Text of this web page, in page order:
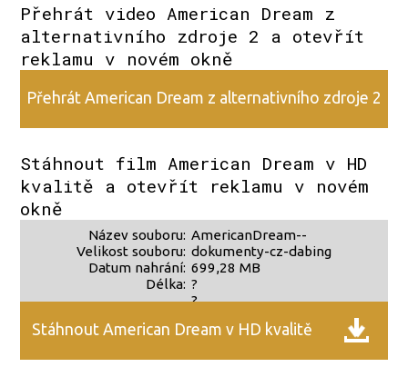
Přehrát video American Dream z
alternativního zdroje 2 a otevřít
reklamu v novém okně
Přehrát American Dream z alternativního zdroje 2
Stáhnout film American Dream v HD
kvalitě a otevřít reklamu v novém
okně
Název souboru:
Velikost souboru:
Datum nahrání:
Délka:
AmericanDream--
dokumenty-cz-dabing
699,28 MB
?
?
Stáhnout American Dream v HD kvalitě